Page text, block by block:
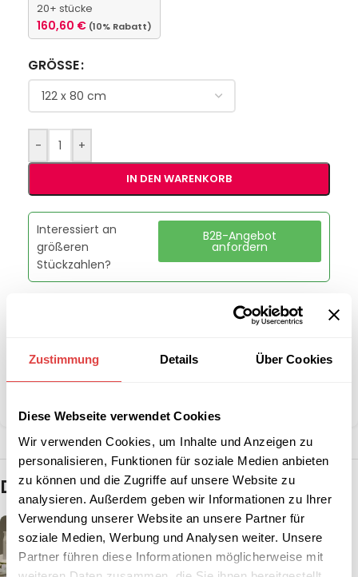
Zustimmung Details Über Cookies
Diese Webseite verwendet Cookies
Wir verwenden Cookies, um Inhalte und Anzeigen zu
personalisieren, Funktionen für soziale Medien anbieten
zu können und die Zugriffe auf unsere Website zu
analysieren. Außerdem geben wir Informationen zu Ihrer
Verwendung unserer Website an unsere Partner für
soziale Medien, Werbung und Analysen weiter. Unsere
Partner führen diese Informationen möglicherweise mit
20+ stücke
160,60 € (10% Rabatt)
GRÖSSE
- +
IN DEN WARENKORB
Interessiert an
größeren
Stückzahlen?
B2B-Angebot
anfordern
Schlagwort:
Das könnte dir auch gefallen …